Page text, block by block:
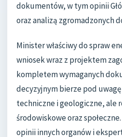
dokumentów, w tym opinii
oraz analizą zgromadzonych
Minister właściwy do spraw
wniosek wraz z projektem
kompletem wymaganych
decyzyjnym bierze pod
techniczne i geologiczne, ale
środowiskowe oraz
opinii innych organów i